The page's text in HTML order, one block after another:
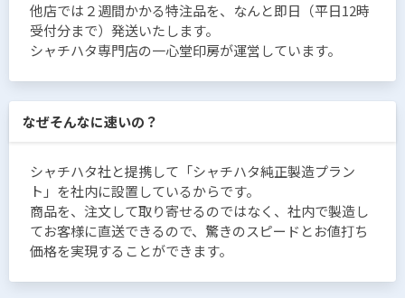
他店では２週間かかる特注品を、なんと即日（平日12時
受付分まで）発送いたします。
シャチハタ専門店の一心堂印房が運営しています。
なぜそんなに速いの？
シャチハタ社と提携して「シャチハタ純正製造プラン
ト」を社内に設置しているからです。
商品を、注文して取り寄せるのではなく、社内で製造し
てお客様に直送できるので、驚きのスピードとお値打ち
価格を実現することができます。